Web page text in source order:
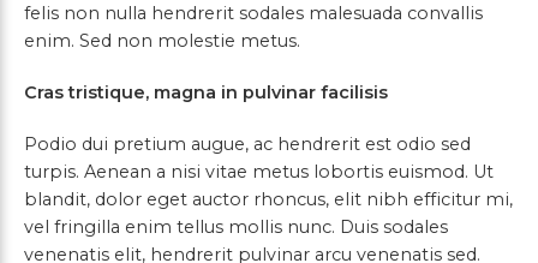
felis non nulla hendrerit sodales malesuada convallis
enim. Sed non molestie metus.
Cras tristique, magna in pulvinar facilisis
Podio dui pretium augue, ac hendrerit est odio sed
turpis. Aenean a nisi vitae metus lobortis euismod. Ut
blandit, dolor eget auctor rhoncus, elit nibh efficitur mi,
vel fringilla enim tellus mollis nunc. Duis sodales
venenatis elit, hendrerit pulvinar arcu venenatis sed.